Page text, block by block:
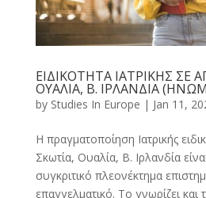
ΕΙΔΙΚΟΤΗΤΑ ΙΑΤΡΙΚΗΣ ΣΕ
ΟΥΑΛΙΑ, Β. ΙΡΛΑΝΔΙΑ
by Studies In Europe | Jan 11,
Η πραγματοποίηση Ιατρικής
Σκωτία, Ουαλία, Β. Ιρλανδία
συγκριτικό πλεονέκτημα
επαγγελματικό. Το γνωρίζει και